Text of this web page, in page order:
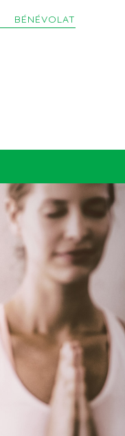
BÉNÉVOLAT